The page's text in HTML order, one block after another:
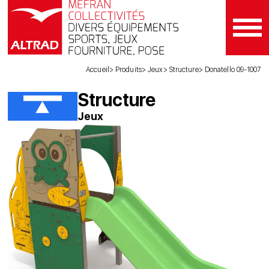
Accueil Produits Jeux Structure Donatello 09-1007
Structure
Jeux